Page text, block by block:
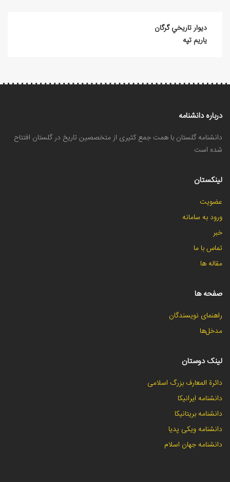
ديوار تاريخي گرگان
یاریم تپه
درباره دانشنامه
دانشنامه گلستان با همت جمع کثیری از متخصصین تاریخ در گلستان افتتاح
شده است
لینکستان
عضویت
ورود به سامانه
خبر
تماس با ما
مقاله ها
صفحه ها
راهنمای نویسندگان
مدخل‌ها
لینک دوستان
دائرة المعارف بزرگ اسلامی
دانشنامه ایرانیکا
دانشنامه بریتانیکا
دانشنامه ویکی پدیا
دانشنامه جهان اسلام